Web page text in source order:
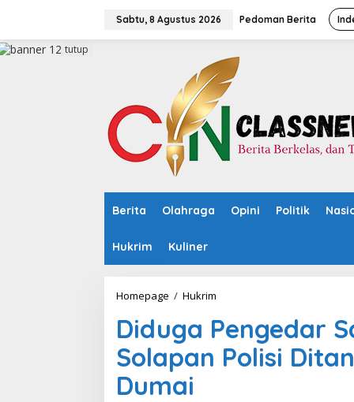
a
Sabtu, 8 Agustus 2026 Pedoman Berita
Berita Olahraga Opini Politik
Hukrim Kuliner
tutup
Homepage / Hukrim
d
Diduga Pengedar
Solapan Polisi
Dumai